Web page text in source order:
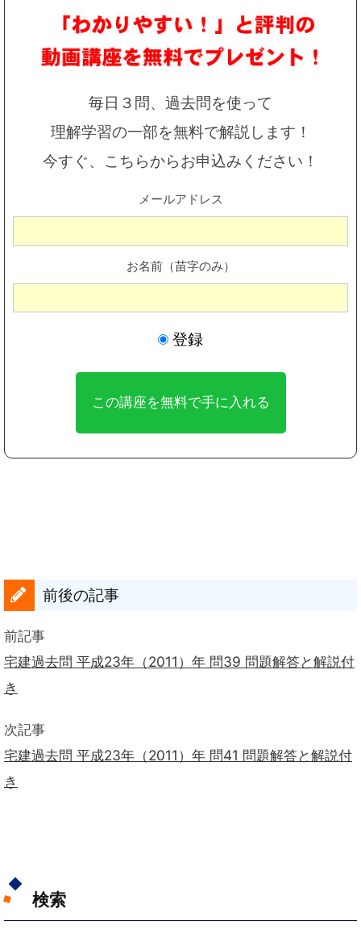
毎日３問、過去問を使って
理解学習の一部を無料で解説します！
今すぐ、こちらからお申込みください！
メールアドレス
お名前（苗字のみ）
登録
前後の記事
前記事
宅建過去問 平成23年（2011）年 問39 問題解答と解説付
き
次記事
宅建過去問 平成23年（2011）年 問41 問題解答と解説付
き
検索